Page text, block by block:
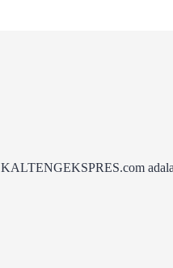
KALTENGEKSPRES.com